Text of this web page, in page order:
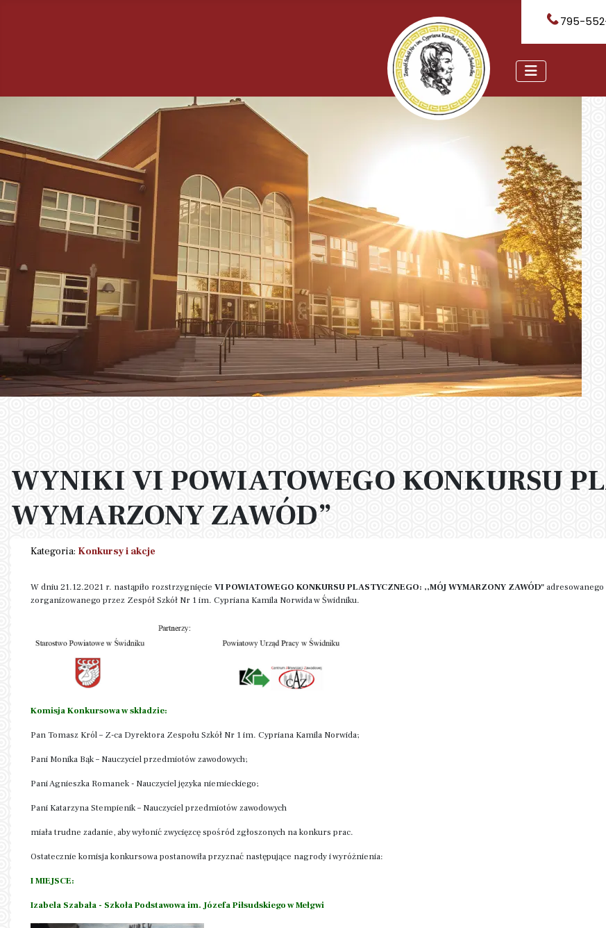
795-
WYNIKI VI POWIATOWEGO KONKURSU
WYMARZONY ZAWÓD”
Kategoria: Konkursy i akcje
W dniu 21.12.2021 r. nastąpiło rozstrzygnięcie VI POWIATOWEGO KONKURSU PLASTYCZNEGO: ,,MÓJ WYMARZONY ZAWÓD"adresowanego
zorganizowanego przez Zespół Szkół Nr 1 im. Cypriana Kamila Norwida w Świdniku.
Komisja Konkursowa w składzie:
Pan Tomasz Król – Z-ca Dyrektora Zespołu Szkół Nr 1 im. Cypriana Kamila Norwida;
Pani Monika Bąk – Nauczyciel przedmiotów zawodowych;
Pani Agnieszka Romanek - Nauczyciel języka niemieckiego;
Pani Katarzyna Stempienik – Nauczyciel przedmiotów zawodowych
miała trudne zadanie, aby wyłonić zwycięzcę spośród zgłoszonych na konkurs prac.
Ostatecznie komisja konkursowa postanowiła przyznać następujące nagrody i wyróżnienia:
I MIEJSCE:
Izabela Szabała - Szkoła Podstawowa im. Józefa Piłsudskiego w Mełgwi